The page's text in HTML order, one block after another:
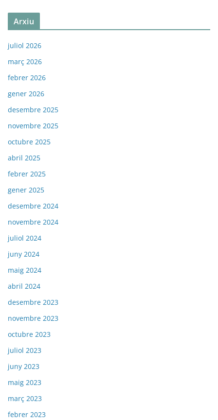
Arxiu
juliol 2026
març 2026
febrer 2026
gener 2026
desembre 2025
novembre 2025
octubre 2025
abril 2025
febrer 2025
gener 2025
desembre 2024
novembre 2024
juliol 2024
juny 2024
maig 2024
abril 2024
desembre 2023
novembre 2023
octubre 2023
juliol 2023
juny 2023
maig 2023
març 2023
febrer 2023